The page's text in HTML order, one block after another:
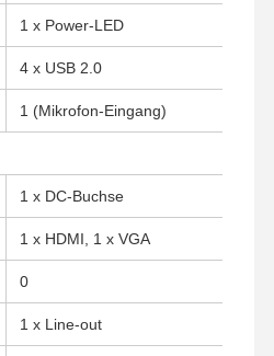
1 x Power-LED
4 x USB 2.0
1 (Mikrofon-Eingang)
1 x DC-Buchse
1 x HDMI, 1 x VGA
0
1 x Line-out